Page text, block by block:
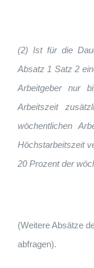
(2) Ist für die
Absatz 1 Satz 2
Arbeitgeber nur
Arbeitszeit
wöchentlichen
Höchstarbeitszeit
20 Prozent der
(Weitere Absätze
abfragen).